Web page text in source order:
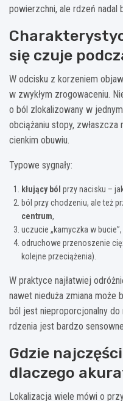
powierzchni, ale rdzeń nadal
się czuje
W odcisku z korzeniem
w zwykłym zrogowaceniu.
o ból zlokalizowany w
obciążaniu stopy, zwłaszcza
cienkim obuwiu.
Typowe sygnały:
kłujący ból przy nacisku –
ból przy chodzeniu, ale też
centrum,
uczucie „kamyczka w
odruchowe przenoszenie
kolejne przeciążenia).
W praktyce najłatwiej
nawet nieduża zmiana może
ból jest nieproporcjonalny
rdzenia jest bardzo
Gdzie
dlaczego
Lokalizacja wiele mówi o